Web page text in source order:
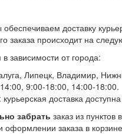
доставку
заказа происходит на
зависимости от города:
Липецк, Владимир,
9:00-18:00, 14:00-18:00.
доставка
забрать заказ из
оформлении заказа в